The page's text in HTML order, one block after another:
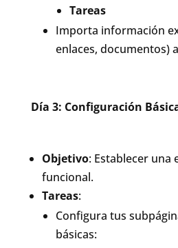
Tareas
Importa información
enlaces, documentos)
Día 3: Configuración
Objetivo: Establecer una
funcional.
Tareas:
Configura tus
básicas: